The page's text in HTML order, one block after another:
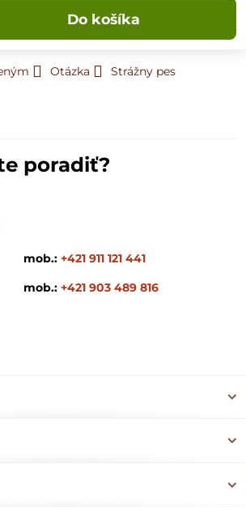
Do košíka
Otázka
Strážny pes
poradiť?
mob.: +421 911 121 441
mob.: +421 903 489 816